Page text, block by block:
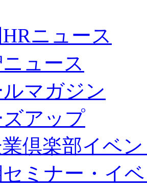
ニュース
ュース
ルマガジン
アップ
業倶楽部イベ
セミナー・イ